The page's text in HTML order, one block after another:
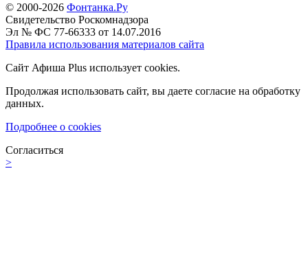
© 2000-2026 Фонтанка.Ру
Свидетельство Роскомнадзора
Эл № ФС 77-66333 от 14.07.2016
Правила использования материалов сайта
Сайт Афиша Plus использует cookies.
Продолжая использовать сайт, вы даете согласие на обработку
данных.
Подробнее о cookies
Согласиться
>